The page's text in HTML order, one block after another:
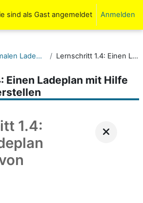
umschalten
sind als Gast angemeldet Anmelden
Erstellung eines optimalen Ladeplans unter Berücksichtigung von Flächen, Volumen Lernschritt 1.4: Einen Ladeplan mit Hilfe von Quadern erstellen
Einen Ladeplan mit Hilfe
1.4: